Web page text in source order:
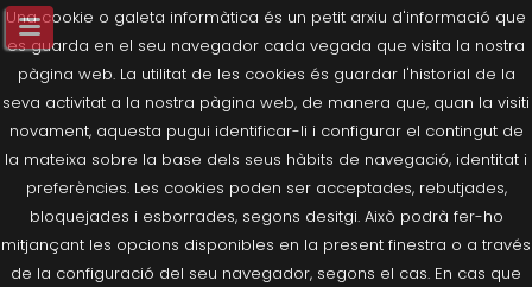
Una cookie o galeta informàtica és un petit arxiu d'informació que
es guarda en el seu navegador cada vegada que visita la nostra
pàgina web. La utilitat de les cookies és guardar l'historial de la
seva activitat a la nostra pàgina web, de manera que, quan la visiti
novament, aquesta pugui identificar-li i configurar el contingut de
la mateixa sobre la base dels seus hàbits de navegació, identitat i
preferències. Les cookies poden ser acceptades, rebutjades,
bloquejades i esborrades, segons desitgi. Això podrà fer-ho
mitjançant les opcions disponibles en la present finestra o a través
de la configuració del seu navegador, segons el cas. En cas que